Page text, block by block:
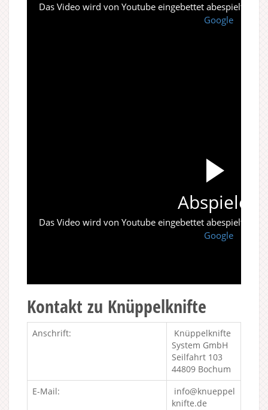
Das Video wird von Youtube eingebettet abespielt. Es
Google
Abspielen
Das Video wird von Youtube eingebettet abespielt. Es
Google
Kontakt zu Knüppelknifte
Anschrift:
Knüppelknifte
System GmbH
Seilfahrt 103
44809 Bochum
E-Mail:
info@knueppel
knifte.de